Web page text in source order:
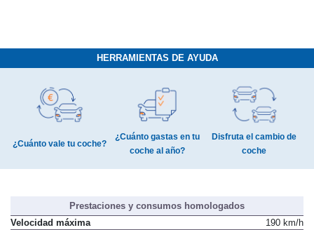
HERRAMIENTAS DE AYUDA
¿Cuánto vale tu coche?
¿Cuánto gastas en tu
coche al año?
Disfruta el cambio de
coche
Prestaciones y consumos homologados
Velocidad máxima
190 km/h